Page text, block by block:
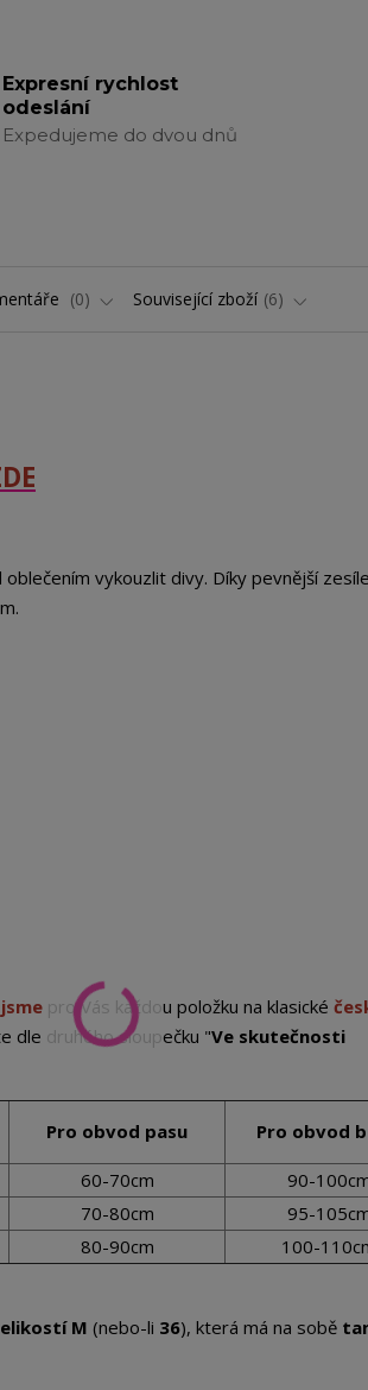
Expresní rychlost
odeslání
Expedujeme do dvou dnů
0 Související zboží 6
vykouzlit divy. Díky pevnější
pro Vás každou položku na klasické
dle druhého sloupečku "Ve skutečnosti
Pro obvod pasu Pro obvod
60-70cm
90-
70-80cm
95-
80-90cm 100-
M (nebo-li 36), která má na sobě